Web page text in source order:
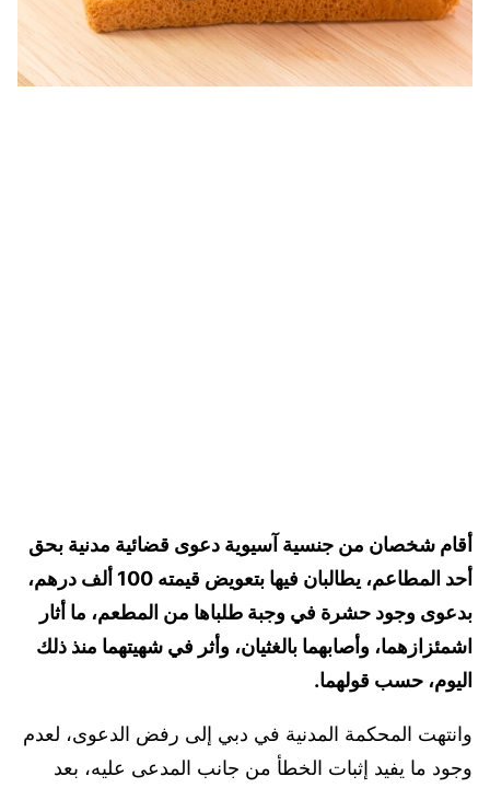
أقام شخصان من جنسية آسيوية دعوى قضائية مدنية بحق
أحد المطاعم، يطالبان فيها بتعويض قيمته 100 ألف درهم،
بدعوى وجود حشرة في وجبة طلباها من المطعم، ما أثار
اشمئزازهما، وأصابهما بالغثيان، وأثر في شهيتهما منذ ذلك
اليوم، حسب قولهما.
وانتهت المحكمة المدنية في دبي إلى رفض الدعوى، لعدم
وجود ما يفيد إثبات الخطأ من جانب المدعى عليه، بعد